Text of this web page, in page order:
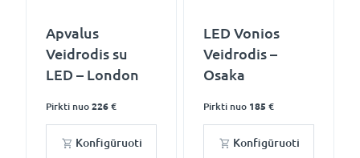
Apvalus
Veidrodis su
LED – London
Pirkti nuo 226 €
Konfigūruoti
LED Vonios
Veidrodis –
Osaka
Pirkti nuo 185 €
Konfigūruoti